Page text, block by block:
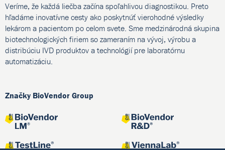
Veríme, že každá liečba začína spoľahlivou diagnostikou. Preto
hľadáme inovatívne cesty ako poskytnúť vierohodné výsledky
lekárom a pacientom po celom svete. Sme medzinárodná skupina
biotechnologických firiem so zameraním na vývoj, výrobu a
distribúciu IVD produktov a technológií pre laboratórnu
automatizáciu.
Značky BioVendor Group